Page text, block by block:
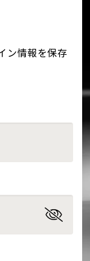
ン情報を保存